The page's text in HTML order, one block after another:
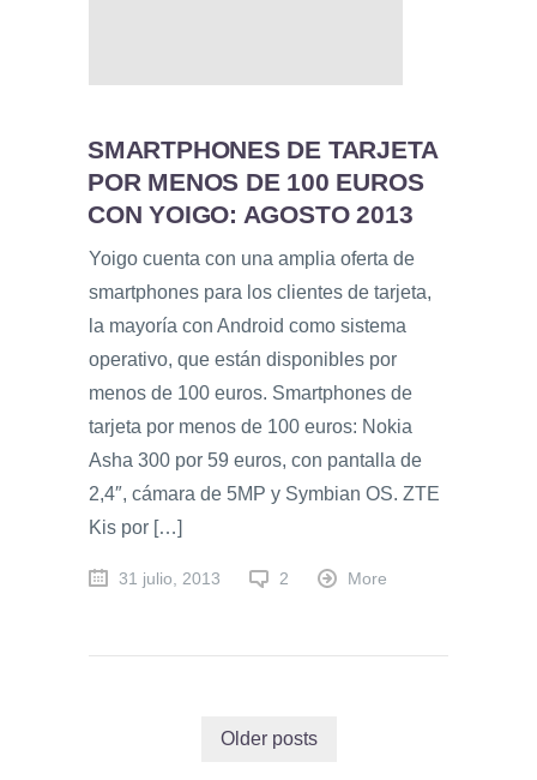
SMARTPHONES DE TARJETA
POR MENOS DE 100 EUROS
CON YOIGO: AGOSTO 2013
Yoigo cuenta con una amplia oferta de
smartphones para los clientes de tarjeta,
la mayoría con Android como sistema
operativo, que están disponibles por
menos de 100 euros. Smartphones de
tarjeta por menos de 100 euros: Nokia
Asha 300 por 59 euros, con pantalla de
2,4″, cámara de 5MP y Symbian OS. ZTE
Kis por […]
31 julio, 2013 2 More
Older posts